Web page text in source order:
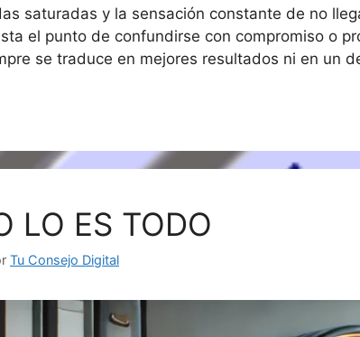
saturadas y la sensación constante de no
el punto de confundirse con compromiso o
se traduce en mejores resultados ni en un
LO ES TODO
Tu Consejo Digital